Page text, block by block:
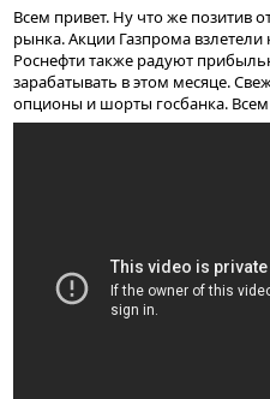
Всем привет. Ну что же позитив
рынка. Акции Газпрома взлетели
Роснефти также радуют
зарабатывать в этом месяце.
опционы и шорты госбанка.